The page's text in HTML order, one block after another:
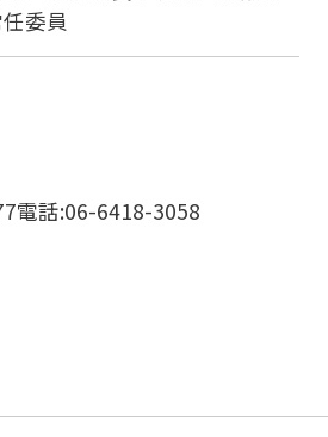
委員
電話:06-6418-3058